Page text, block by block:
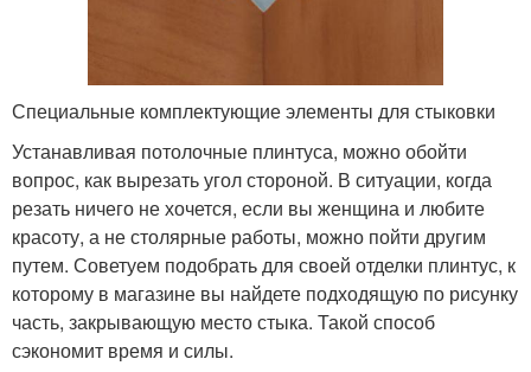
Специальные комплектующие элементы для стыковки
Устанавливая потолочные плинтуса, можно обойти
вопрос, как вырезать угол стороной. В ситуации, когда
резать ничего не хочется, если вы женщина и любите
красоту, а не столярные работы, можно пойти другим
путем. Советуем подобрать для своей отделки плинтус, к
которому в магазине вы найдете подходящую по рисунку
часть, закрывающую место стыка. Такой способ
сэкономит время и силы.